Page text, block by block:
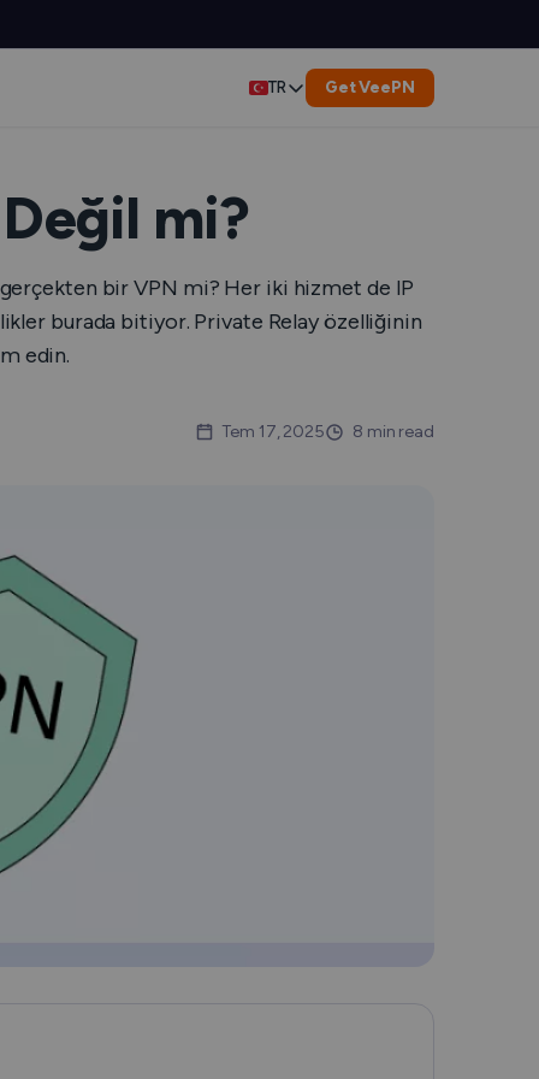
TR
Français
Indonesia
Get VeePN
mi?
gerçekten bir VPN mi? Her iki hizmet de IP
burada bitiyor. Private Relay özelliğinin
edin.
Tem 17, 2025 8 min read